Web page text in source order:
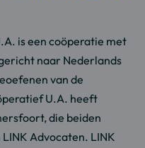
is een coöperatie met
naar Nederlands
van de
U.A. heeft
die beiden
Advocaten. LINK